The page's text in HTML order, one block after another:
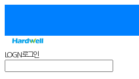
LOG IN로그인